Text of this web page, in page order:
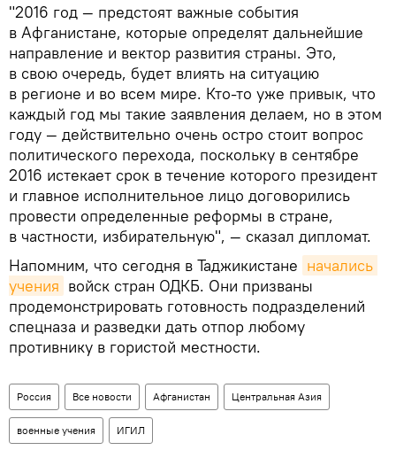
"2016 год — предстоят важные события
в Афганистане, которые определят дальнейшие
направление и вектор развития страны. Это,
в свою очередь, будет влиять на ситуацию
в регионе и во всем мире. Кто-то уже привык, что
каждый год мы такие заявления делаем, но в этом
году — действительно очень остро стоит вопрос
политического перехода, поскольку в сентябре
2016 истекает срок в течение которого президент
и главное исполнительное лицо договорились
провести определенные реформы в стране,
в частности, избирательную", — сказал дипломат.
Напомним, что сегодня в Таджикистане начались
учения войск стран ОДКБ. Они призваны
продемонстрировать готовность подразделений
спецназа и разведки дать отпор любому
противнику в гористой местности.
Россия Все новости Афганистан Центральная Азия
военные учения ИГИЛ